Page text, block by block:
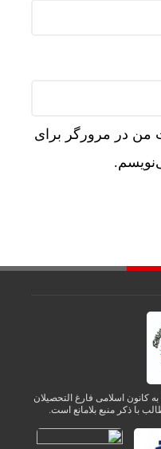
من در مرورگر برای
کانون اسلامی فارغ التحصیلان
با ذکر منبع بلامانع است.